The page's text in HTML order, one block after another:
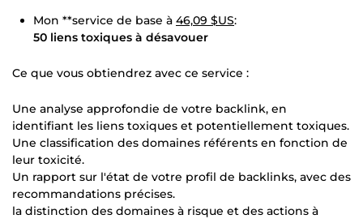
Mon **service de base à 46,09 $US:
50 liens toxiques à désavouer
Ce que vous obtiendrez avec ce service :
Une analyse approfondie de votre backlink, en
identifiant les liens toxiques et potentiellement toxiques.
Une classification des domaines référents en fonction de
leur toxicité.
Un rapport sur l'état de votre profil de backlinks, avec des
recommandations précises.
la distinction des domaines à risque et des actions à